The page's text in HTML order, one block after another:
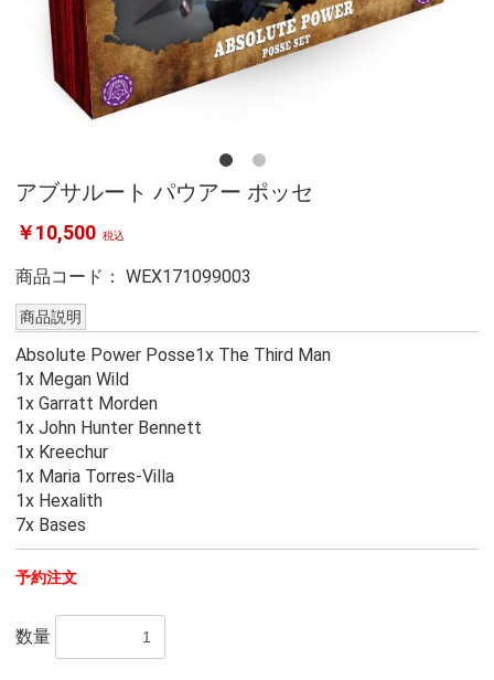
アブサルート パウアー ポッセ
￥10,500 税込
商品コード： WEX171099003
商品説明
Absolute Power Posse1x The Third Man
1x Megan Wild
1x Garratt Morden
1x John Hunter Bennett
1x Kreechur
1x Maria Torres-Villa
1x Hexalith
7x Bases
予約注文
数量